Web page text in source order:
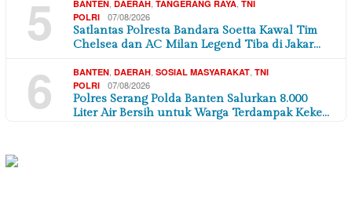
5 BANTEN, DAERAH, TANGERANG RAYA, TNI
POLRI
07/08/2026
Satlantas Polresta Bandara Soetta Kawal Tim
Chelsea dan AC Milan Legend Tiba di Jakar…
6 BANTEN, DAERAH, SOSIAL MASYARAKAT, TNI
POLRI
07/08/2026
Polres Serang Polda Banten Salurkan 8.000
Liter Air Bersih untuk Warga Terdampak Keke…